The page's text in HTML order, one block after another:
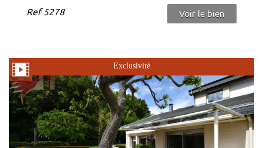
Ref5278 Voir le bien
Exclusivité